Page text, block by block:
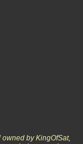
by KingOfSat,